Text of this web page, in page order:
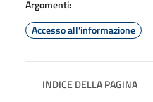
Argomenti:
Accesso all'informazione
INDICE DELLA PAGINA